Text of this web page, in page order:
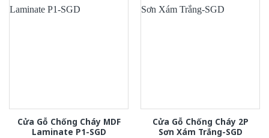
Cửa Gỗ Chống Cháy MDF
Laminate P1-SGD
Cửa Gỗ Chống Cháy 2P
Sơn Xám Trắng-SGD